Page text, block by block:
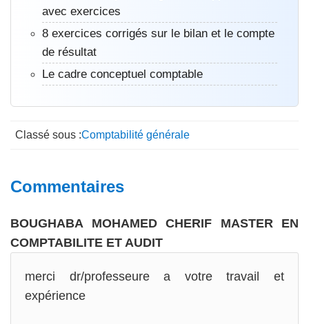
avec exercices
8 exercices corrigés sur le bilan et le compte
de résultat
Le cadre conceptuel comptable
Classé sous :Comptabilité générale
Interactions
lecteur
Commentaires
BOUGHABA MOHAMED CHERIF MASTER EN
COMPTABILITE ET AUDIT
merci dr/professeure a votre travail et
expérience